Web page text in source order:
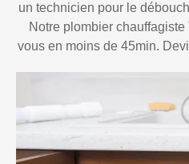
un technicien pour le
Notre plombier
vous en moins de 45min.